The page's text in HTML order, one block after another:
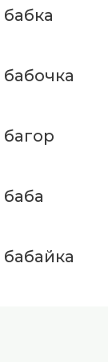
бабка
бабочка
багор
баба
бабайка